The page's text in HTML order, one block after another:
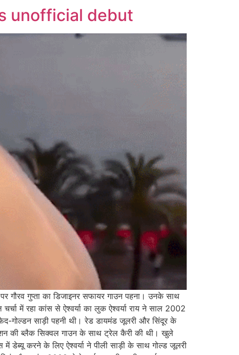
unofficial debut
गौरव गुप्ता का डिजाइनर सफायर गाउन पहना। उनके साथ
में रहा कांस से ऐश्वर्या का लुक ऐश्वर्या राय ने साल 2002
गोल्डन साड़ी पहनी थी। रेड डायमंड जूलरी और सिंदूर के
की ब्लैक सिक्वल गाउन के साथ ट्रेल कैरी की थी। खुले
करने के लिए ऐश्वर्या ने पीली साड़ी के साथ गोल्ड जूलरी